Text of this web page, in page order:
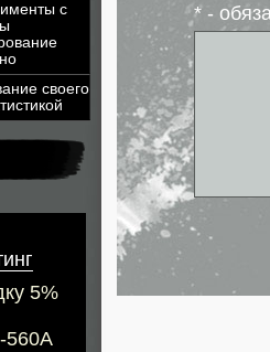
с
своего
5%
560A
* -